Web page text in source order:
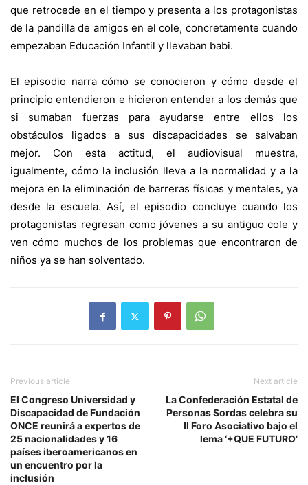
que retrocede en el tiempo y presenta a los protagonistas
de la pandilla de amigos en el cole, concretamente cuando
empezaban Educación Infantil y llevaban babi.
El episodio narra cómo se conocieron y cómo desde el
principio entendieron e hicieron entender a los demás que
si sumaban fuerzas para ayudarse entre ellos los
obstáculos ligados a sus discapacidades se salvaban
mejor. Con esta actitud, el audiovisual muestra,
igualmente, cómo la inclusión lleva a la normalidad y a la
mejora en la eliminación de barreras físicas y mentales, ya
desde la escuela. Así, el episodio concluye cuando los
protagonistas regresan como jóvenes a su antiguo cole y
ven cómo muchos de los problemas que encontraron de
niños ya se han solventado.
Previous article
El Congreso Universidad y
Discapacidad de Fundación
ONCE reunirá a expertos de
25 nacionalidades y 16
países iberoamericanos en
un encuentro por la
inclusión
Next article
La Confederación Estatal de
Personas Sordas celebra su
II Foro Asociativo bajo el
lema ‘+QUE FUTURO’